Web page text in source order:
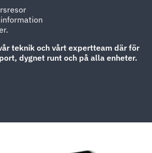
teknik och vårt expertteam där för
dygnet runt och på alla enheter.